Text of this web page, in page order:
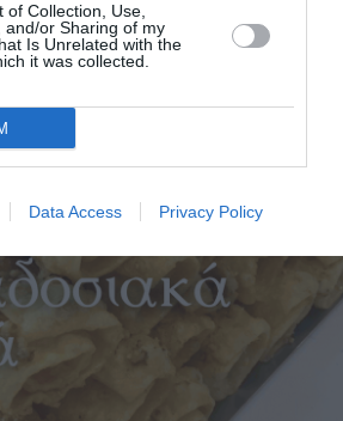
of Collection, Use,
and/or Sharing of my
Is Unrelated with the
it was collected.
Data Access Privacy Policy